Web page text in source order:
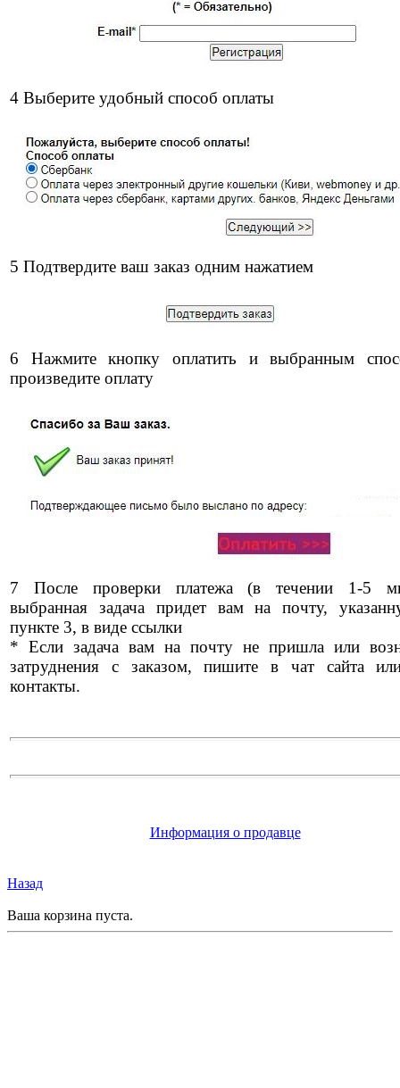
4 Выберите удобный способ оплаты
5 Подтвердите ваш заказ одним нажатием
6 Нажмите кнопку оплатить и выбранным
произведите оплату
7 После проверки платежа (в течении 1-5
выбранная задача придет вам на почту,
пункте 3, в виде ссылки
* Если задача вам на почту не пришла или
затруднения с заказом, пишите в чат сайта
контакты.
Информация о продавце
Назад
Ваша корзина пуста.